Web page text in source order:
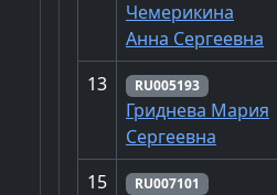
Чемерикина
Анна Сергеевна
13 RU005193
Гриднева Мария
Сергеевна
15 RU007101